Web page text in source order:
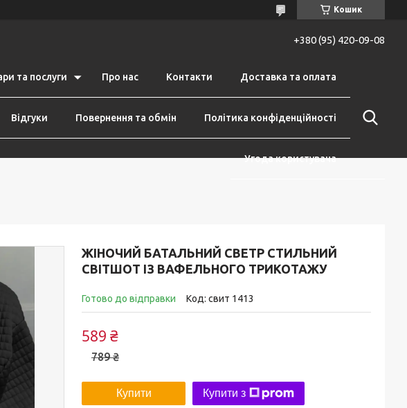
Кошик
+380 (95) 420-09-08
та послуги Про нас Контакти Доставка та оплата
Відгуки Повернення та обмін Політика конфіденційності
Угода користувача
ЖІНОЧИЙ БАТАЛЬНИЙ СВЕТР СТИЛЬНИЙ
СВІТШОТ ІЗ ВАФЕЛЬНОГО ТРИКОТАЖУ
Готово до відправки Код: свит 1413
789 ₴
589 ₴
Купити Купити з